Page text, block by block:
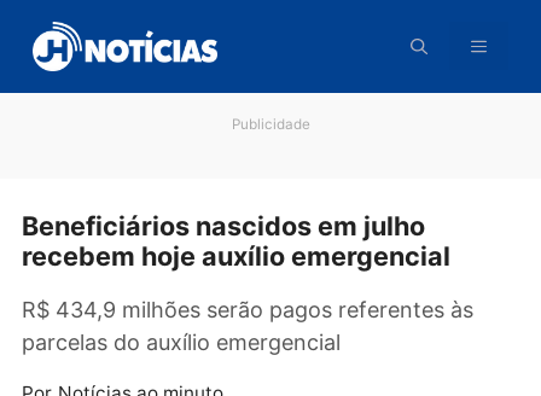
para
conteúdo
Beneficiários nascidos em julho
R$ 434,9 milhões serão pagos referentes às
parcelas do auxílio emergencial